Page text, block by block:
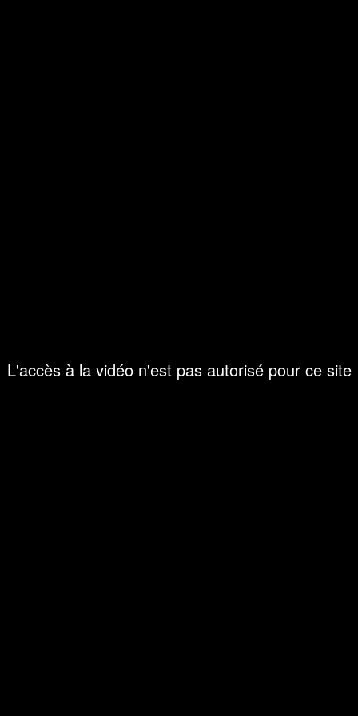
L'accès à la vidéo n'est pas autorisé pour ce site